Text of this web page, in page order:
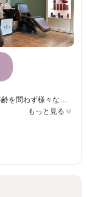
Hair...DiA 伊勢崎店は、広々とした明るい空間で、年齢を問わず様々な方に利用されています。店内では、トレンドと個性を融合したカラーの提案が得意で、あなたの理想のヘアスタイルを実現するのに最適です。お子様連れでも安心して利用できる環境が整っており、駐車場が完備されているので車での来店も便利です。クレジットカードでの支払いが可能なので、気軽にご来店いただけます。自分らしさ溢れる髪に変われる場所です。ぜひ一度訪れてみませんか？
もっと見る